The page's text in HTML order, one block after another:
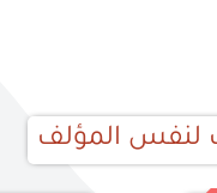
لنفس المؤلف